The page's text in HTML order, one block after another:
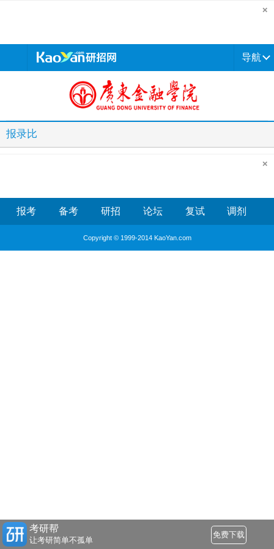
导航
报录比
报考 备考 研招 论坛 复试 调剂
Copyright © 1999-2014 KaoYan.com
考研帮
让考研简单不孤单
免费下载